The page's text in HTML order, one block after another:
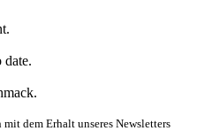
date.
dem Erhalt unseres Newsletters